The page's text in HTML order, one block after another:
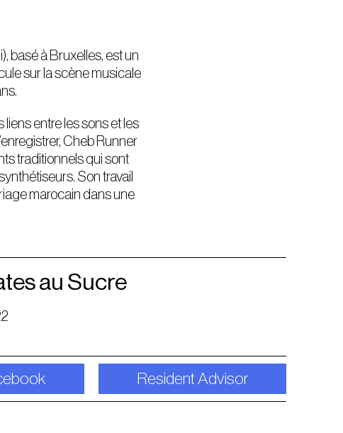
basé à Bruxelles, est un
sur la scène musicale
liens entre les sons et les
Cheb Runner
traditionnels qui sont
Son travail
marocain dans une
au Sucre
Resident Advisor